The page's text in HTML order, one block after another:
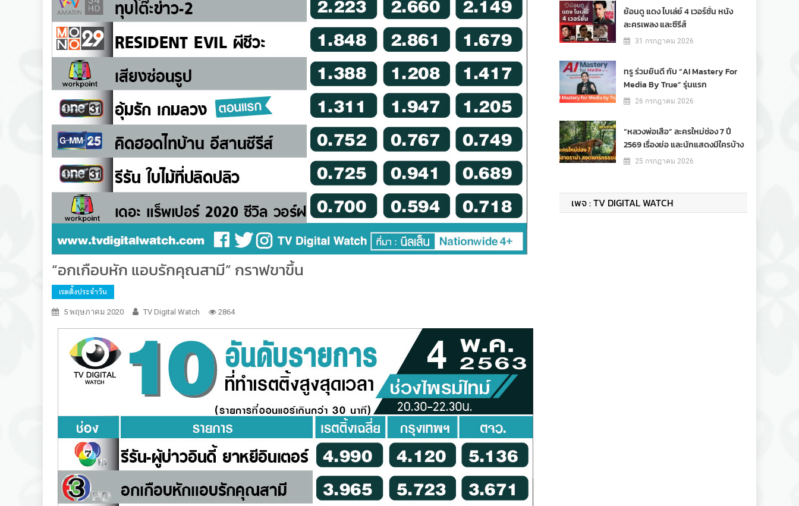
“อกเกือบหัก แอบรักคุณสามี” กราฟขาขึ้น
เรตติ้งประจำวัน
5 พฤษภาคม 2020 TV Digital Watch 2864
ย้อนดู แดง ไบเล่ย์ 4 เวอร์ชั่น หนัง
ละครเพลง และซีรีส์
31 กรกฎาคม 2026
ทรู ร่วมยินดี กับ “AI Mastery For
Media By True” รุ่นแรก
26 กรกฎาคม 2026
“หลวงพ่อเสือ” ละครใหม่ช่อง 7 ปี
2569 เรื่องย่อ และนักแสดงมีใครบ้าง
25 กรกฎาคม 2026
เพจ : TV DIGITAL WATCH